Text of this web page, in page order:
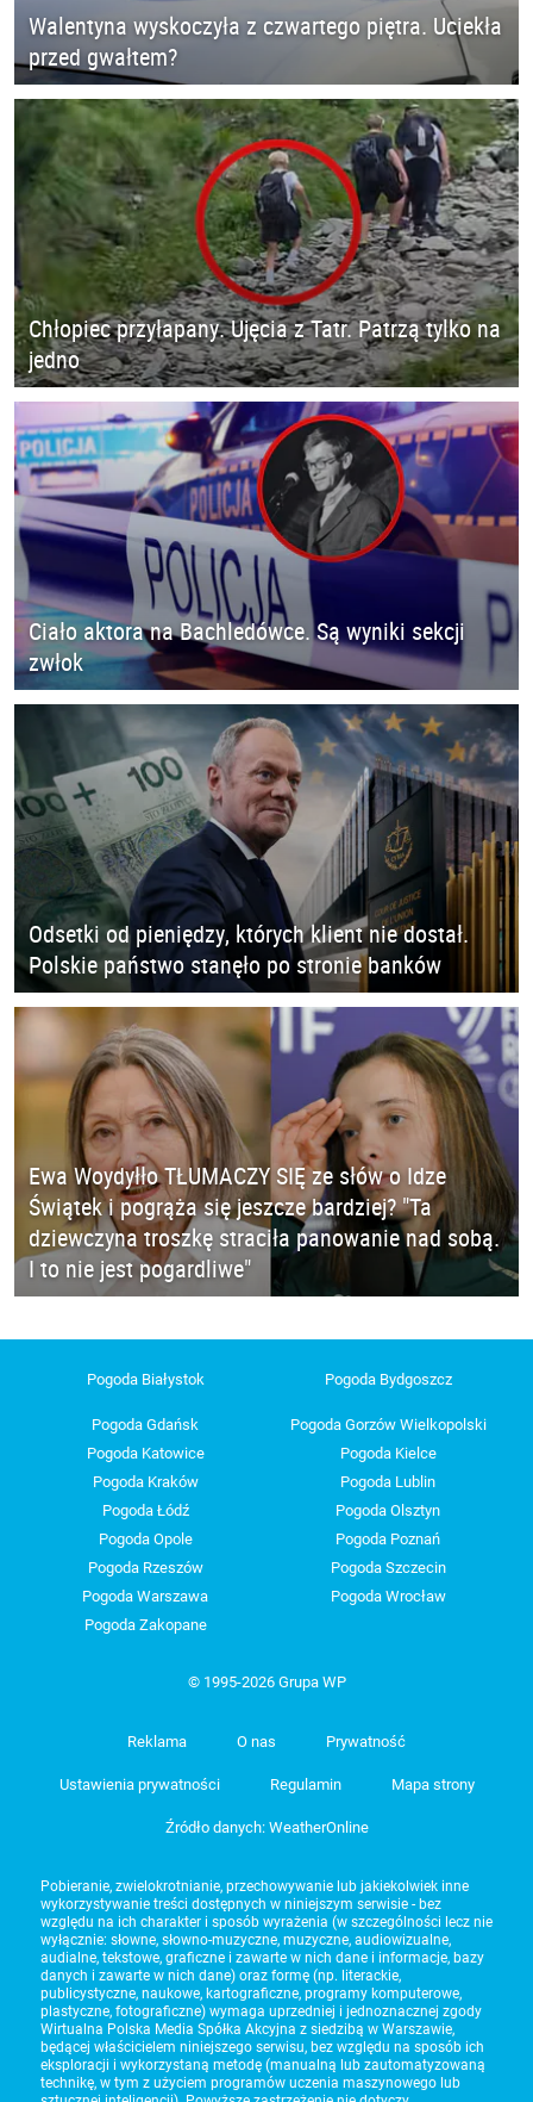
Walentyna wyskoczyła z czwartego piętra. Uciekła
przed gwałtem?
Chłopiec przyłapany. Ujęcia z Tatr. Patrzą tylko na
jedno
Ciało aktora na Bachledówce. Są wyniki sekcji
zwłok
Odsetki od pieniędzy, których klient nie dostał.
Polskie państwo stanęło po stronie banków
Ewa Woydyłło TŁUMACZY SIĘ ze słów o Idze
Świątek i pogrąża się jeszcze bardziej? "Ta
dziewczyna troszkę straciła panowanie nad sobą.
I to nie jest pogardliwe"
Pogoda Białystok Pogoda Bydgoszcz
Pogoda Gdańsk
Pogoda Gorzów Wielkopolski
Pogoda Katowice
Pogoda Kielce
Pogoda Kraków
Pogoda Lublin
Pogoda Łódź
Pogoda Olsztyn
Pogoda Opole
Pogoda Poznań
Pogoda Rzeszów
Pogoda Szczecin
Pogoda Warszawa
Pogoda Wrocław
Pogoda Zakopane
© 1995-2026 Grupa WP
Reklama O nas Prywatność
Ustawienia prywatności Regulamin Mapa strony
Źródło danych: WeatherOnline
Pobieranie, zwielokrotnianie, przechowywanie lub jakiekolwiek inne
wykorzystywanie treści dostępnych w niniejszym serwisie - bez
względu na ich charakter i sposób wyrażenia (w szczególności lecz nie
wyłącznie: słowne, słowno-muzyczne, muzyczne, audiowizualne,
audialne, tekstowe, graficzne i zawarte w nich dane i informacje, bazy
danych i zawarte w nich dane) oraz formę (np. literackie,
publicystyczne, naukowe, kartograficzne, programy komputerowe,
plastyczne, fotograficzne) wymaga uprzedniej i jednoznacznej zgody
Wirtualna Polska Media Spółka Akcyjna z siedzibą w Warszawie,
będącej właścicielem niniejszego serwisu, bez względu na sposób ich
eksploracji i wykorzystaną metodę (manualną lub zautomatyzowaną
technikę, w tym z użyciem programów uczenia maszynowego lub